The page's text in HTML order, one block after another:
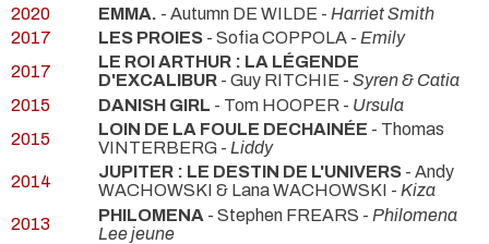
2020
EMMA. - Autumn DE WILDE - Harriet Smith
2017
LES PROIES - Sofia COPPOLA - Emily
2017
LE ROI ARTHUR : LA LÉGENDE
D'EXCALIBUR - Guy RITCHIE - Syren & Catia
2015
DANISH GIRL - Tom HOOPER - Ursula
2015
LOIN DE LA FOULE DECHAINÉE - Thomas
VINTERBERG - Liddy
2014
JUPITER : LE DESTIN DE L'UNIVERS - Andy
WACHOWSKI & Lana WACHOWSKI - Kiza
2013
PHILOMENA - Stephen FREARS - Philomena
Lee jeune